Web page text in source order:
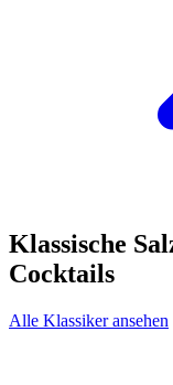
Klassische
Cocktails
Alle Klassiker ansehen